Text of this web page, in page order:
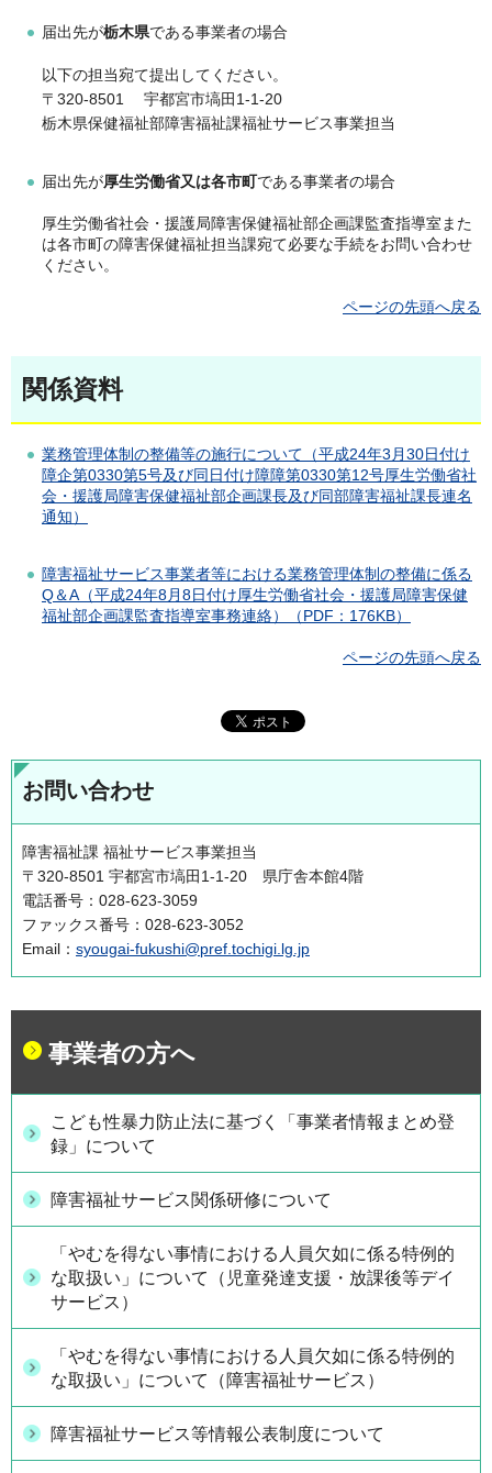
届出先が栃木県である事業者の場合
以下の担当宛て提出してください。
〒320-8501 宇都宮市塙田1-1-20
栃木県保健福祉部障害福祉課福祉サービス事業担当
届出先が厚生労働省又は各市町である事業者の場合
厚生労働省社会・援護局障害保健福祉部企画課監査指導室また
は各市町の障害保健福祉担当課宛て必要な手続をお問い合わせ
ください。
ページの先頭へ戻る
関係資料
業務管理体制の整備等の施行について（平成24年3月30日付け
障企第0330第5号及び同日付け障障第0330第12号厚生労働省社
会・援護局障害保健福祉部企画課長及び同部障害福祉課長連名
通知）
障害福祉サービス事業者等における業務管理体制の整備に係る
Q＆A（平成24年8月8日付け厚生労働省社会・援護局障害保健
福祉部企画課監査指導室事務連絡）（PDF：176KB）
ページの先頭へ戻る
お問い合わせ
障害福祉課 福祉サービス事業担当
〒320-8501 宇都宮市塙田1-1-20 県庁舎本館4階
電話番号：028-623-3059
ファックス番号：028-623-3052
Email： syougai-fukushi@pref.tochigi.lg.jp
事業者の方へ
こども性暴力防止法に基づく「事業者情報まとめ登
録」について
障害福祉サービス関係研修について
「やむを得ない事情における人員欠如に係る特例的
な取扱い」について（児童発達支援・放課後等デイ
サービス）
「やむを得ない事情における人員欠如に係る特例的
な取扱い」について（障害福祉サービス）
障害福祉サービス等情報公表制度について